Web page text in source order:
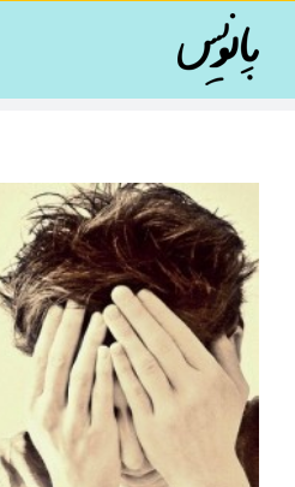
content